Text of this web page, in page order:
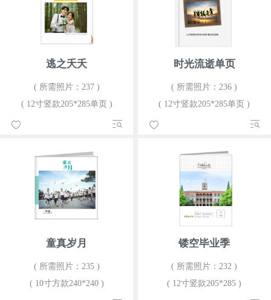
逃之夭夭
( 所需照片：237 )
( 12寸竖款205*285单页 )
时光流逝单页
( 所需照片：236 )
( 12寸竖款205*285单页 )
童真岁月
( 所需照片：235 )
( 10寸方款240*240 )
镂空毕业季
( 所需照片：232 )
( 12寸竖款205*285 )